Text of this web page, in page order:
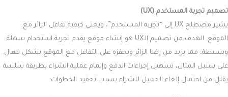
تصميم تجربة المستخدم (UX)
يشير مصطلح UX إلى “تجربة المستخدم”، ويعني كيفية تفاعل الزائر مع
الموقع. الهدف من تصميم الـUX هو إنشاء موقع يقدم تجربة استخدام سهلة
وبسيطة، مما يزيد من رضا الزائر ويحفزه على التفاعل مع الموقع بشكل فعال.
على سبيل المثال، تسهيل إجراءات الدفع وإتمام عملية الشراء بطريقة سلسة
يقلل من احتمال إلغاء العميل للشراء بسبب تعقيد الخطوات.